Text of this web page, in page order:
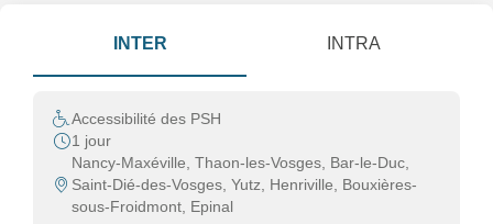
INTER INTRA
Accessibilité des PSH
1 jour
Nancy-Maxéville, Thaon-les-Vosges, Bar-le-Duc,
Saint-Dié-des-Vosges, Yutz, Henriville, Bouxières-
sous-Froidmont, Epinal